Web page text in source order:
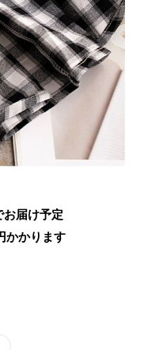
お届け予定
かかります